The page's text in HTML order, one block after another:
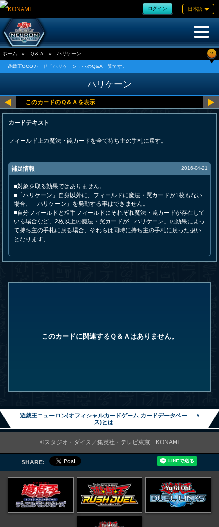
ログイン 日本語
ホーム » Ｑ＆Ａ » ハリケーン ?
遊戯王OCGカード「ハリケーン」へのQ&A一覧です。
ハリケーン
カードテキスト
フィールド上の魔法・罠カードを全て持ち主の手札に戻す。
補足情報 2016-04-21
■対象を取る効果ではありません。
■「ハリケーン」自身以外に、フィールドに魔法・罠カードが1枚もない
場合、「ハリケーン」を発動する事はできません。
■自分フィールドと相手フィールドにそれぞれ魔法・罠カードが存在して
いる場合など、2枚以上の魔法・罠カードが「ハリケーン」の効果によっ
て持ち主の手札に戻る場合、それらは同時に持ち主の手札に戻った扱い
となります。
このカードに関連するＱ＆Ａはありません。
遊戯王ニューロン(オフィシャルカードゲーム カードデータベー
ス)とは
∧
©スタジオ・ダイス／集英社・テレビ東京・KONAMI
SHARE: